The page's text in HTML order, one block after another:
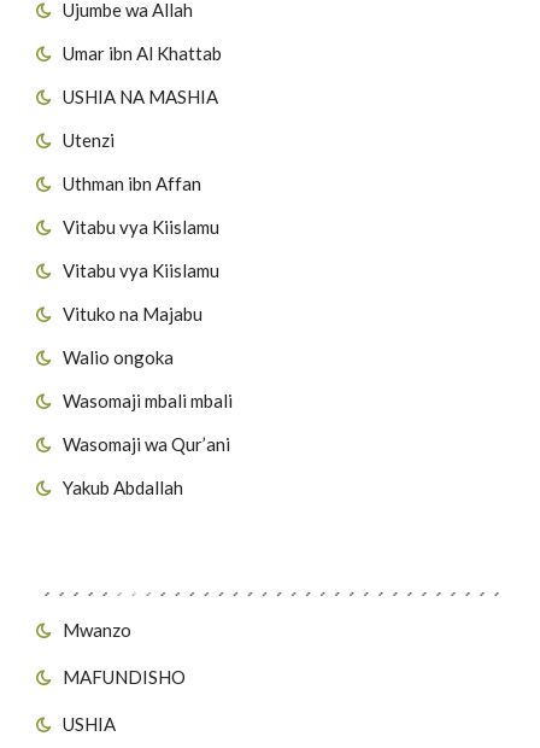
Ujumbe wa Allah
Umar ibn Al Khattab
USHIA NA MASHIA
Utenzi
Uthman ibn Affan
Vitabu vya Kiislamu
Vitabu vya Kiislamu
Vituko na Majabu
Walio ongoka
Wasomaji mbali mbali
Wasomaji wa Qur’ani
Yakub Abdallah
Mwanzo
MAFUNDISHO
USHIA